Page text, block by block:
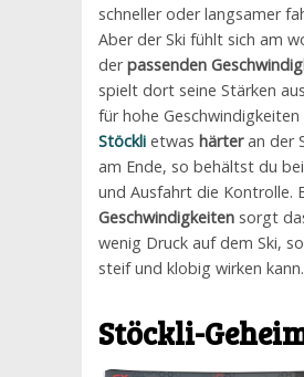
schneller oder langsamer
Aber der Ski fühlt sich am
derpassenden
spielt dort seine Stärken
für hohe Geschwindigkeiten
Stöckli etwas härteran der
am Ende, so behältst du
und Ausfahrt die Kontrolle.
Geschwindigkeiten sorgt
wenig Druck auf dem Ski,
steif und klobig wirken kann.
Stöckli-